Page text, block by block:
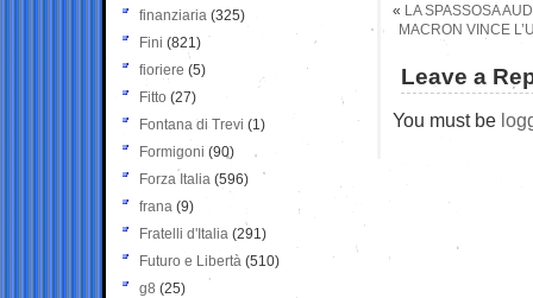
« LA SPASSOSA
MACRON VINCE
Leave a
You must be
finanziaria (325)
Fini (821)
fioriere (5)
Fitto (27)
Fontana di Trevi (1)
Formigoni (90)
Forza Italia (596)
frana (9)
Fratelli d'Italia (291)
Futuro e Libertà (510)
g8 (25)